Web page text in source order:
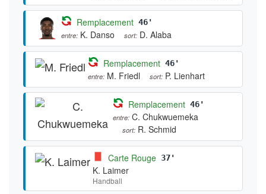
Remplacement 46'
entre: K. Danso sort: D. Alaba
Remplacement 46'
entre: M. Friedl sort: P. Lienhart
Remplacement 46'
entre: C. Chukwuemeka
sort: R. Schmid
Carte Rouge 37'
K. Laimer
Handball